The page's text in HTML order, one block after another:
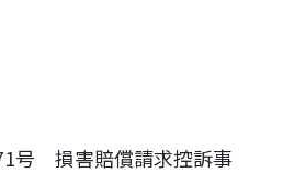
号 損害賠償請求控訴事